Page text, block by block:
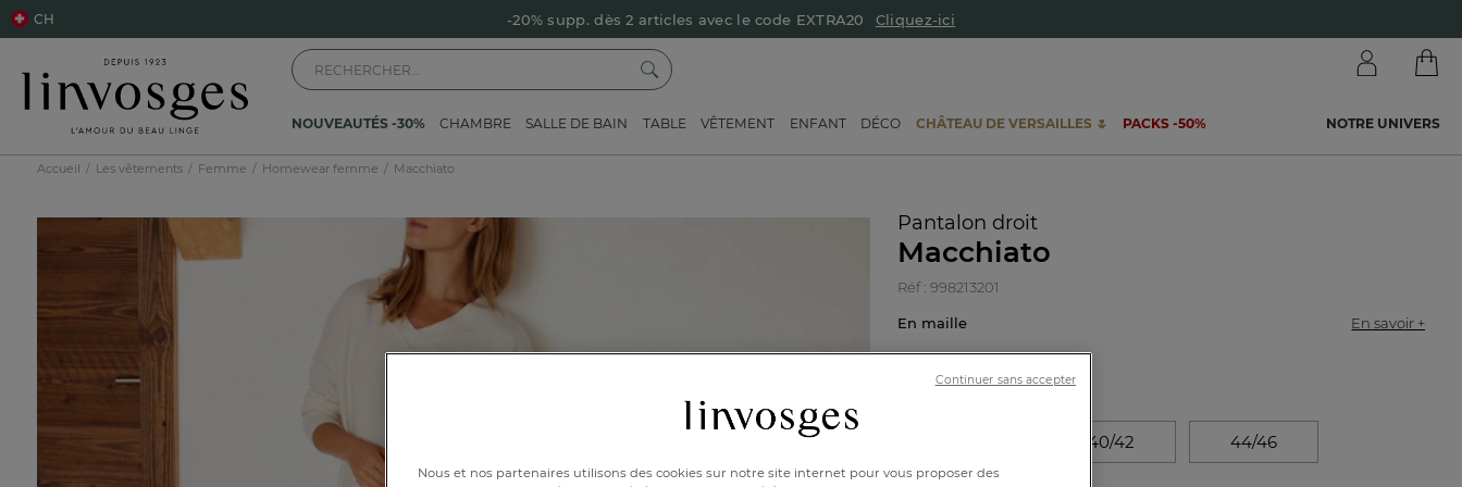
-20% supp. dès 2 articles avec le code EXTRA20 Cliquez-ici
CH
NOUVEAUTÉS -30% CHAMBRE SALLE DE BAIN TABLE VÊTEMENT ENFANT DÉCO CHÂTEAU DE VERSAILLES 🌷 PACKS -50% NOTRE UNIVERS
Accueil Les vêtements Femme Homewear femme Macchiato
Pantalon droit
Macchiato
Réf : 998213201
En maille En savoir +
40/42 44/46
Nous et nos partenaires utilisons des cookies sur notre site internet pour vous proposer des
Continuer sans accepter